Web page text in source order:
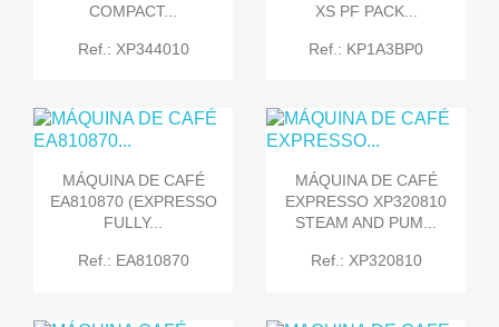
COMPACT...
Ref.: XP344010
XS PF PACK...
Ref.: KP1A3BP0
MÁQUINA DE CAFÉ
EA810870 (EXPRESSO
FULLY...
Ref.: EA810870
MÁQUINA DE CAFÉ
EXPRESSO XP320810
STEAM AND PUM...
Ref.: XP320810